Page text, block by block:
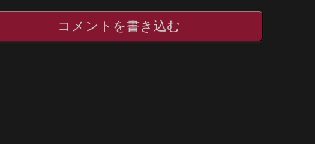
コメントを書き込む